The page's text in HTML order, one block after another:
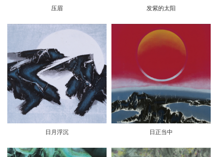
压眉 发紫的太阳
日月浮沉 日正当中